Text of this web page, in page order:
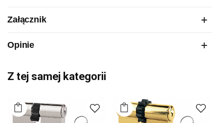
Załącznik
Opinie
Z tej samej kategorii